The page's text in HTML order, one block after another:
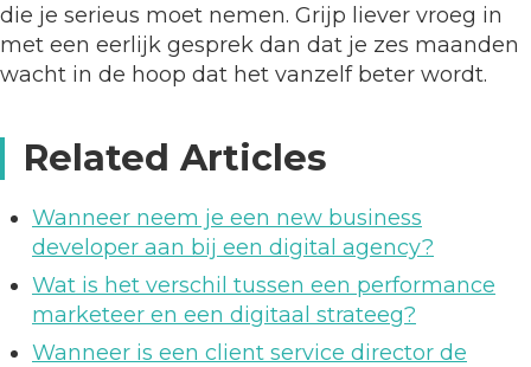
die je serieus moet nemen. Grijp liever vroeg in
met een eerlijk gesprek dan dat je zes maanden
wacht in de hoop dat het vanzelf beter wordt.
Related Articles
Wanneer neem je een new business
developer aan bij een digital agency?
Wat is het verschil tussen een performance
marketeer en een digitaal strateeg?
Wanneer is een client service director de